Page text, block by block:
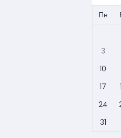
Пн
3
10
17
24
31